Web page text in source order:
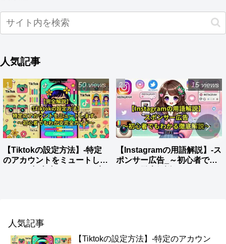
人気記事
【Tiktokの設定方法】-特定
のアカウントをミュートしま
50 views
【Instagramの用語解説】-ス
ポンサー広告_～初心者でも
15 views
人気記事
【Tiktokの設定方法】-特定のアカウン